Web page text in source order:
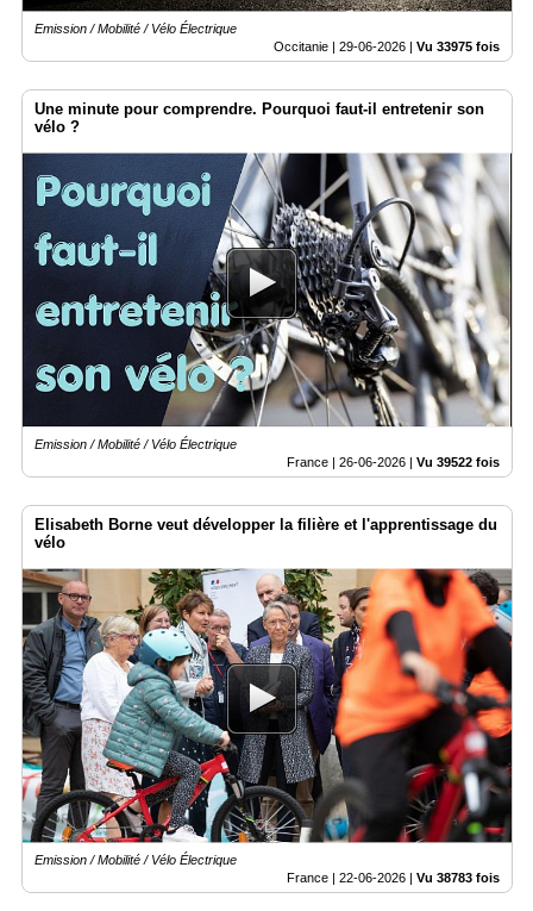
Emission / Mobilité / Vélo Électrique
Occitanie | 29-06-2026 | Vu 33975 fois
Une minute pour comprendre. Pourquoi faut-il entretenir son
vélo ?
Emission / Mobilité / Vélo Électrique
France | 26-06-2026 | Vu 39522 fois
Elisabeth Borne veut développer la filière et l'apprentissage du
vélo
Emission / Mobilité / Vélo Électrique
France | 22-06-2026 Vu 38783 fois